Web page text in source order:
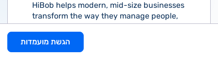
HiBob helps modern, mid-size businesses
transform the way they manage people,
giving HR and managers all they need to
connect, engage, develop, and retain top
talent. Since 2015, we’ve achieved
הגשת מועמדות